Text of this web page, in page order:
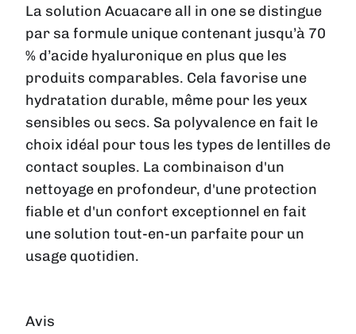
La solution Acuacare all in one se distingue
par sa formule unique contenant jusqu’à 70
% d’acide hyaluronique en plus que les
produits comparables. Cela favorise une
hydratation durable, même pour les yeux
sensibles ou secs. Sa polyvalence en fait le
choix idéal pour tous les types de lentilles de
contact souples. La combinaison d'un
nettoyage en profondeur, d'une protection
fiable et d'un confort exceptionnel en fait
une solution tout-en-un parfaite pour un
usage quotidien.
Avis